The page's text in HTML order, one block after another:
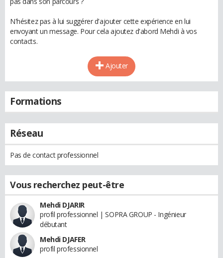
N'hésitez pas à lui suggérer d'ajouter cette expérience en lui
envoyant un message. Pour cela ajoutez d'abord Mehdi à vos
contacts.
Ajouter
Formations
Réseau
Pas de contact professionnel
Vous recherchez peut-être
Mehdi DJARIR
profil professionnel | SOPRA GROUP - Ingénieur
débutant
Mehdi DJAFER
profil professionnel